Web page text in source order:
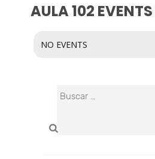
AULA 102 EVENTS
NO EVENTS